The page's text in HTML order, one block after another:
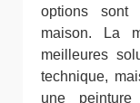
options sont
maison. La
meilleures
technique,
une peinture